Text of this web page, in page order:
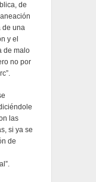
de
de una
y el
de malo
no por
las
si ya se
de